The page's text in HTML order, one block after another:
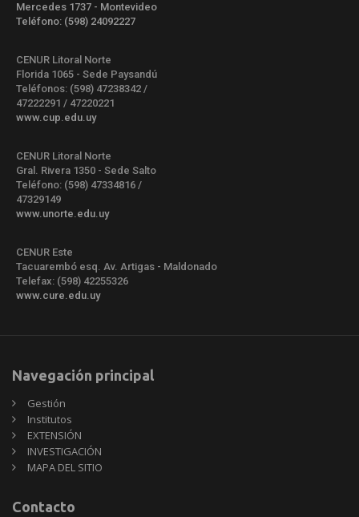
Mercedes 1737 - Montevideo
Teléfono: (598) 24092227
CENUR Litoral Norte
Florida 1065 - Sede Paysandú
Teléfonos: (598) 47238342 /
47222291 / 47220221
www.cup.edu.uy
CENUR Litoral Norte
Gral. Rivera 1350 - Sede Salto
Teléfono: (598) 47334816 /
47329149
www.unorte.edu.uy
CENUR Este
Tacuarembó esq. Av. Artigas - Maldonado
Telefax: (598) 42255326
www.cure.edu.uy
Navegación principal
Gestión
Institutos
EXTENSIÓN
INVESTIGACIÓN
MAPA DEL SITIO
Contacto